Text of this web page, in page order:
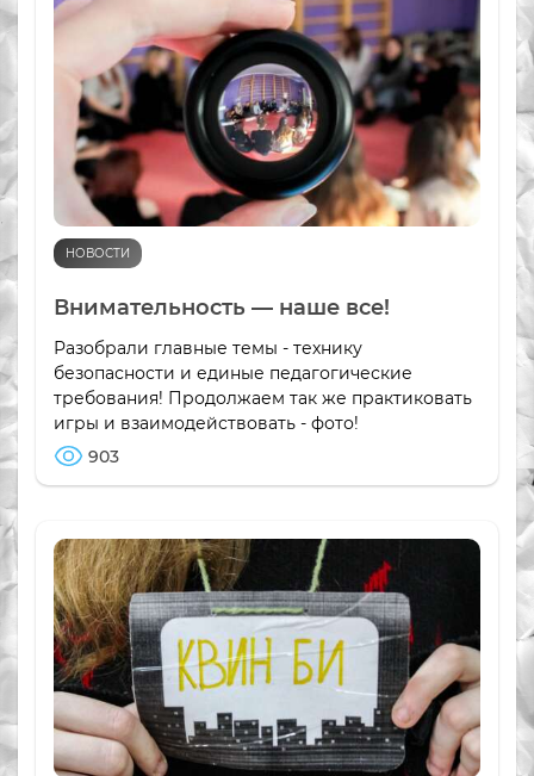
НОВОСТИ
Внимательность — наше все!
Разобрали главные темы - технику
безопасности и единые педагогические
требования! Продолжаем так же практиковать
игры и взаимодействовать - фото!
903